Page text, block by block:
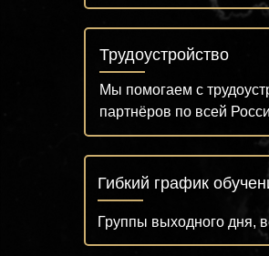
Мы помогаем с
партнёров по всей
Трудоустройство
Группы выходного дня,
Гибкий график